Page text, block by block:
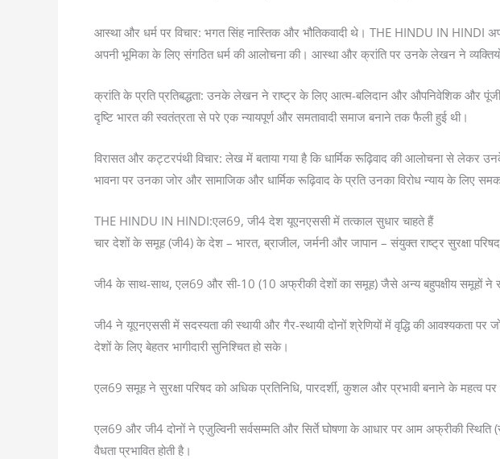
आस्था और धर्म पर विचार: भगत सिंह नास्तिक और भौतिकवादी थे। THE HINDU IN HINDI
अपनी भूमिका के लिए संगठित धर्म की आलोचना की। आस्था और क्रांति पर उनके लेखन ने व्यक्तियों
क्रांति के प्रति प्रतिबद्धता: उनके लेखन ने राष्ट्र के लिए आत्म-बलिदान और औपनिवेशिक और
दृष्टि भारत की स्वतंत्रता से परे एक न्यायपूर्ण और समतावादी समाज बनाने तक फैली हुई थी।
विरासत और कट्टरपंथी विचार: लेख में बताया गया है कि धार्मिक रूढ़िवाद की आलोचना से
भावना पर उनका जोर और सामाजिक और धार्मिक रूढ़िवाद के प्रति उनका विरोध न्याय के लिए
THE HINDU IN HINDI:एल69, जी4 देश यूएनएससी में तत्काल सुधार चाहते हैं
चार देशों के समूह (जी4) के देश – भारत, ब्राजील, जर्मनी और जापान – संयुक्त राष्ट्र सुरक्षा
जी4 के साथ-साथ, एल69 और सी-10 (10 अफ्रीकी देशों का समूह) जैसे अन्य बहुपक्षीय समूहों ने
जी4 ने यूएनएससी में सदस्यता की स्थायी और गैर-स्थायी दोनों श्रेणियों में वृद्धि की आवश्यकता
देशों के लिए बेहतर भागीदारी सुनिश्चित हो सके।
एल69 समूह ने सुरक्षा परिषद को अधिक प्रतिनिधि, पारदर्शी, कुशल और प्रभावी बनाने के महत्व
एल69 और जी4 दोनों ने एज़ुल्विनी सर्वसम्मति और सिर्ते घोषणा के आधार पर आम अफ्रीकी स्थिति
वैधता प्रभावित होती है।